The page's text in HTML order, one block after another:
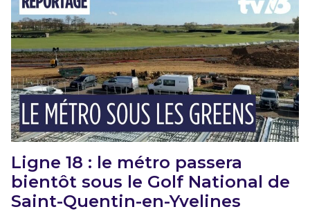
Ligne 18 : le métro passera
bientôt sous le Golf National de
Saint-Quentin-en-Yvelines